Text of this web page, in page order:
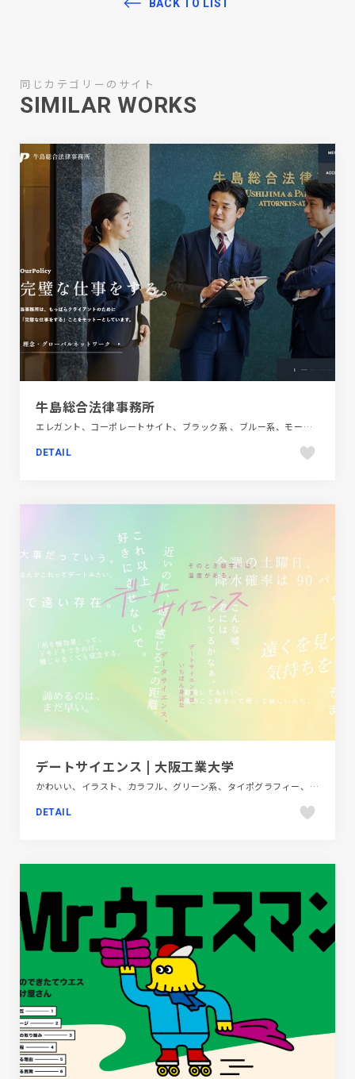
BACK TO LIST
同じカテゴリーのサイト
SIMILAR WORKS
牛島総合法律事務所
エレガント、コーポレートサイト、ブラック系 、ブルー系、モーション多め、大きめ写真、金融・法律・人材・専門職
DETAIL
デートサイエンス | 大阪工業大学
かわいい、イラスト、カラフル、グリーン系、タイポグラフィー、ピンク系、ブランド・サービスサイト、ポップ、モーション多め、手書き・ハンドメイド、教育・学校、施設・店舗サイト
DETAIL